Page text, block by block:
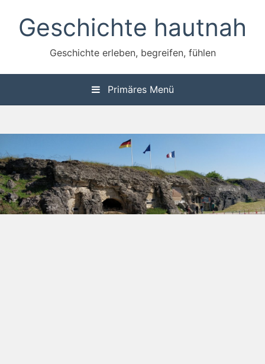
Inhalt
springenGeschichte hautnah
Geschichte erleben, begreifen, fühlen
Primäres Menü